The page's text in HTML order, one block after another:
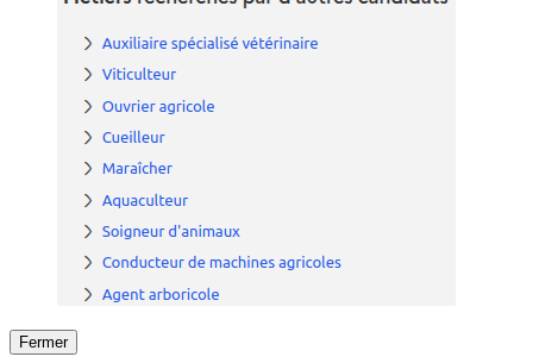
Fermer